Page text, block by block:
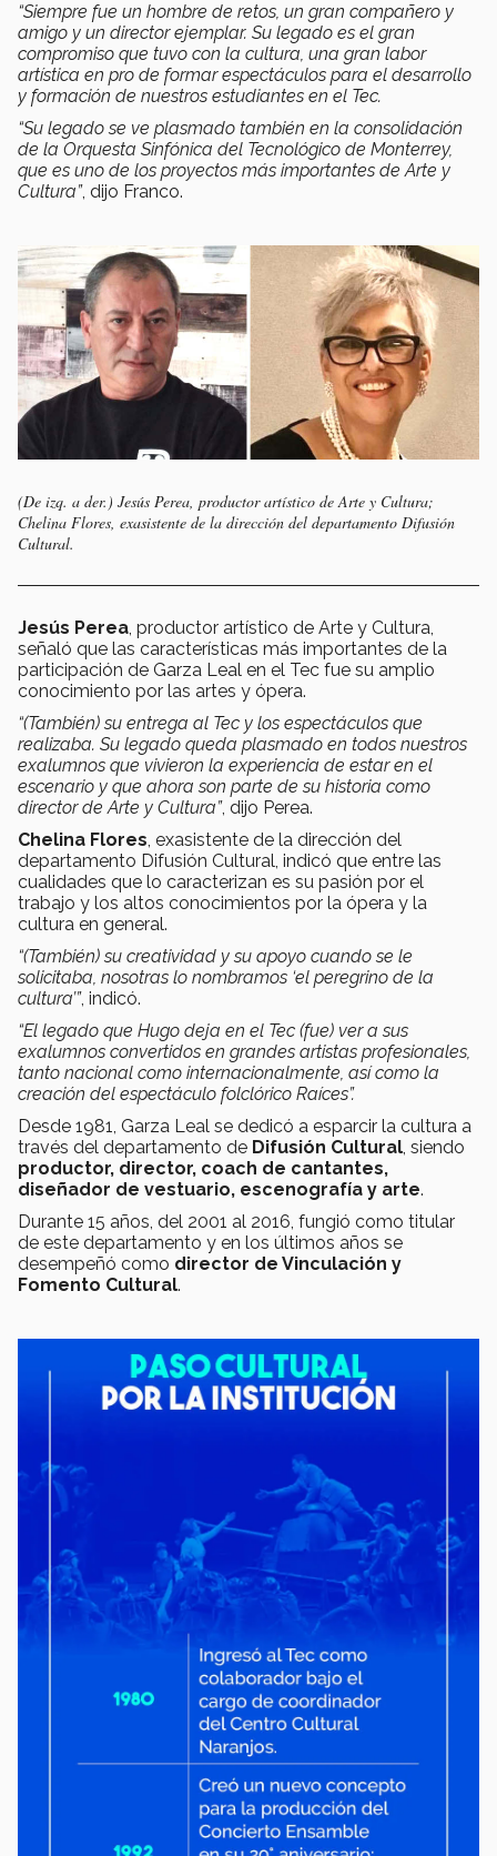
“Siempre fue un hombre de retos, un gran compañero y
amigo y un director ejemplar. Su legado es el gran
compromiso que tuvo con la cultura, una gran labor
artística en pro de formar espectáculos para el desarrollo
y formación de nuestros estudiantes en el Tec.
“Su legado se ve plasmado también en la consolidación
de la Orquesta Sinfónica del Tecnológico de Monterrey,
que es uno de los proyectos más importantes de Arte y
Cultura”, dijo Franco.
(De izq. a der.) Jesús Perea, productor artístico de Arte y Cultura;
Chelina Flores, exasistente de la dirección del departamento Difusión
Cultural.
Jesús Perea , productor artístico de Arte y Cultura,
señaló que las características más importantes de la
participación de Garza Leal en el Tec fue su amplio
conocimiento por las artes y ópera.
“(También) su entrega al Tec y los espectáculos que
realizaba. Su legado queda plasmado en todos nuestros
exalumnos que vivieron la experiencia de estar en el
escenario y que ahora son parte de su historia como
director de Arte y Cultura”, dijo Perea.
Chelina Flores , exasistente de la dirección del
departamento Difusión Cultural, indicó que entre las
cualidades que lo caracterizan es su pasión por el
trabajo y los altos conocimientos por la ópera y la
cultura en general.
“(También) su creatividad y su apoyo cuando se le
solicitaba, nosotras lo nombramos ‘el peregrino de la
cultura’”, indicó.
“El legado que Hugo deja en el Tec (fue) ver a sus
exalumnos convertidos en grandes artistas profesionales,
tanto nacional como internacionalmente, así como la
creación del espectáculo folclórico Raíces”.
Desde 1981, Garza Leal se dedicó a esparcir la cultura a
través del departamento de Difusión Cultural , siendo
productor, director, coach de cantantes,
diseñador de vestuario, escenografía y arte.
Durante 15 años, del 2001 al 2016, fungió como titular
de este departamento y en los últimos años se
desempeñó como director de Vinculación y
Fomento Cultural.